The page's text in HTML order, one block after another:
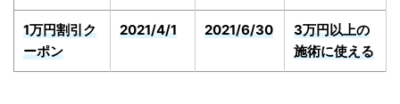
1万円割引ク
ーポン
2021/4/1 2021/6/30
3万円以上の
施術に使える